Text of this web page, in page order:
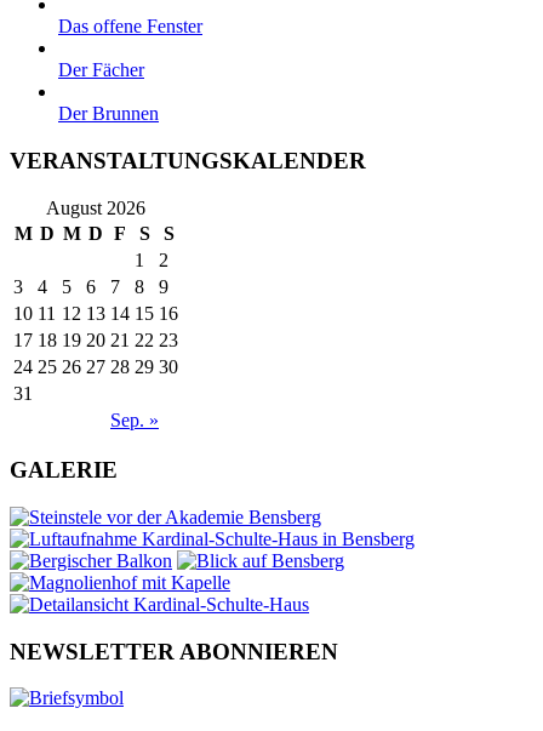
Das offene Fenster
Der Fächer
Der Brunnen
VERANSTALTUNGSKALENDER
August 2026
M D M D F S S
Sep. »
1
2
3
4 5 6 7 8
9
10 11 12 13 14 15 16
17 18 19 20 21 22 23
24 25 26 27 28 29 30
31
GALERIE
NEWSLETTER ABONNIEREN